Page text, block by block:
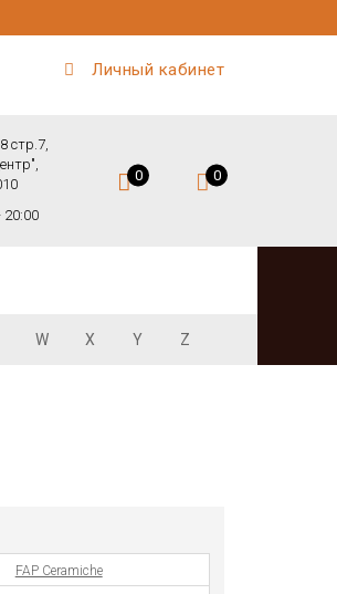
Личный кабинет
стр.7,
20:00
0 0
W X Y Z
FAP Ceramiche